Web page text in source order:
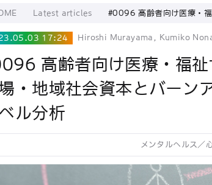
Latest articles
#0096 高齢者向け医療・
ルチレベル分析
17:24 Hiroshi Murayama, Kumiko
高齢者向け医療・福祉
・地域社会資本とバーン
ベル分析
メンタルヘルス／